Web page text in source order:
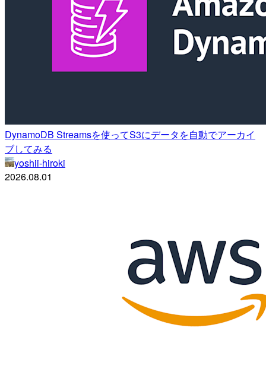
DynamoDB Streamsを使ってS3にデータを自動でアーカイ
ブしてみる
yoshii-hiroki
2026.08.01